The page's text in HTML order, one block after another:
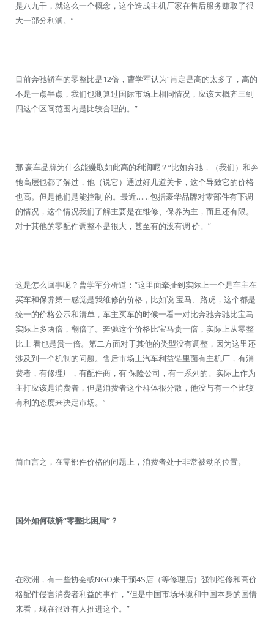
是八九千，就这么一个概念，这个造成主机厂家在售后服务赚取了很
大一部分利润。”
目前奔驰轿车的零整比是12倍，曹学军认为“肯定是高的太多了，高的
不是一点半点，我们也测算过国际市场上相同情况，应该大概齐三到
四这个区间范围内是比较合理的。”
那 豪车品牌为什么能赚取如此高的利润呢？“比如奔驰，（我们）和奔
驰高层也都了解过，他（说它）通过好几道关卡，这个导致它的价格
也高。但是他们是能控制 的。最近……包括豪华品牌对零部件有下调
的情况，这个情况我们了解主要是在维修、保养为主，而且还有限。
对于其他的零配件调整不是很大，甚至有的没有调 价。”
这是怎么回事呢？曹学军分析道：“这里面牵扯到实际上一个是车主在
买车和保养第一感觉是我维修的价格，比如说 宝马、路虎，这个都是
统一的价格公示和清单，车主买车的时候一看一对比奔驰奔驰比宝马
实际上多两倍，翻倍了。奔驰这个价格比宝马贵一倍，实际上从零整
比上 看也是贵一倍。第二方面对于其他的类型没有调整，因为这里还
涉及到一个机制的问题。售后市场上汽车利益链里面有主机厂，有消
费者，有修理厂，有配件商，有 保险公司，有一系列的。实际上作为
主打应该是消费者，但是消费者这个群体很分散，他没与有一个比较
有利的态度来决定市场。”
简而言之，在零部件价格的问题上，消费者处于非常被动的位置。
国外如何破解“零整比困局”？
在欧洲，有一些协会或NGO来干预4S店（等修理店）强制维修和高价
格配件侵害消费者利益的事件，“但是中国市场环境和中国本身的国情
来看，现在很难有人推进这个。”